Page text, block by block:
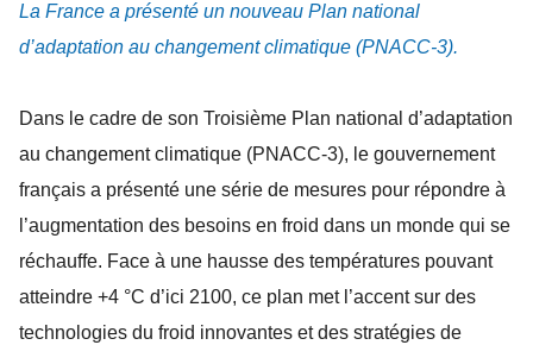
La France a présenté un nouveau Plan national
d’adaptation au changement climatique (PNACC-3).
Dans le cadre de son Troisième Plan national d’adaptation
au changement climatique (PNACC-3), le gouvernement
français a présenté une série de mesures pour répondre à
l’augmentation des besoins en froid dans un monde qui se
réchauffe. Face à une hausse des températures pouvant
atteindre +4 °C d’ici 2100, ce plan met l’accent sur des
technologies du froid innovantes et des stratégies de